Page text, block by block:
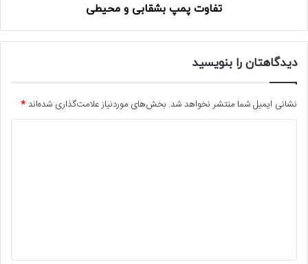
تفاوت پمپ بشقابی و محیطی
دیدگاهتان را بنویسید
نشانی ایمیل شما منتشر نخواهد شد. بخش‌های موردنیاز علامت‌گذاری شده‌اند*